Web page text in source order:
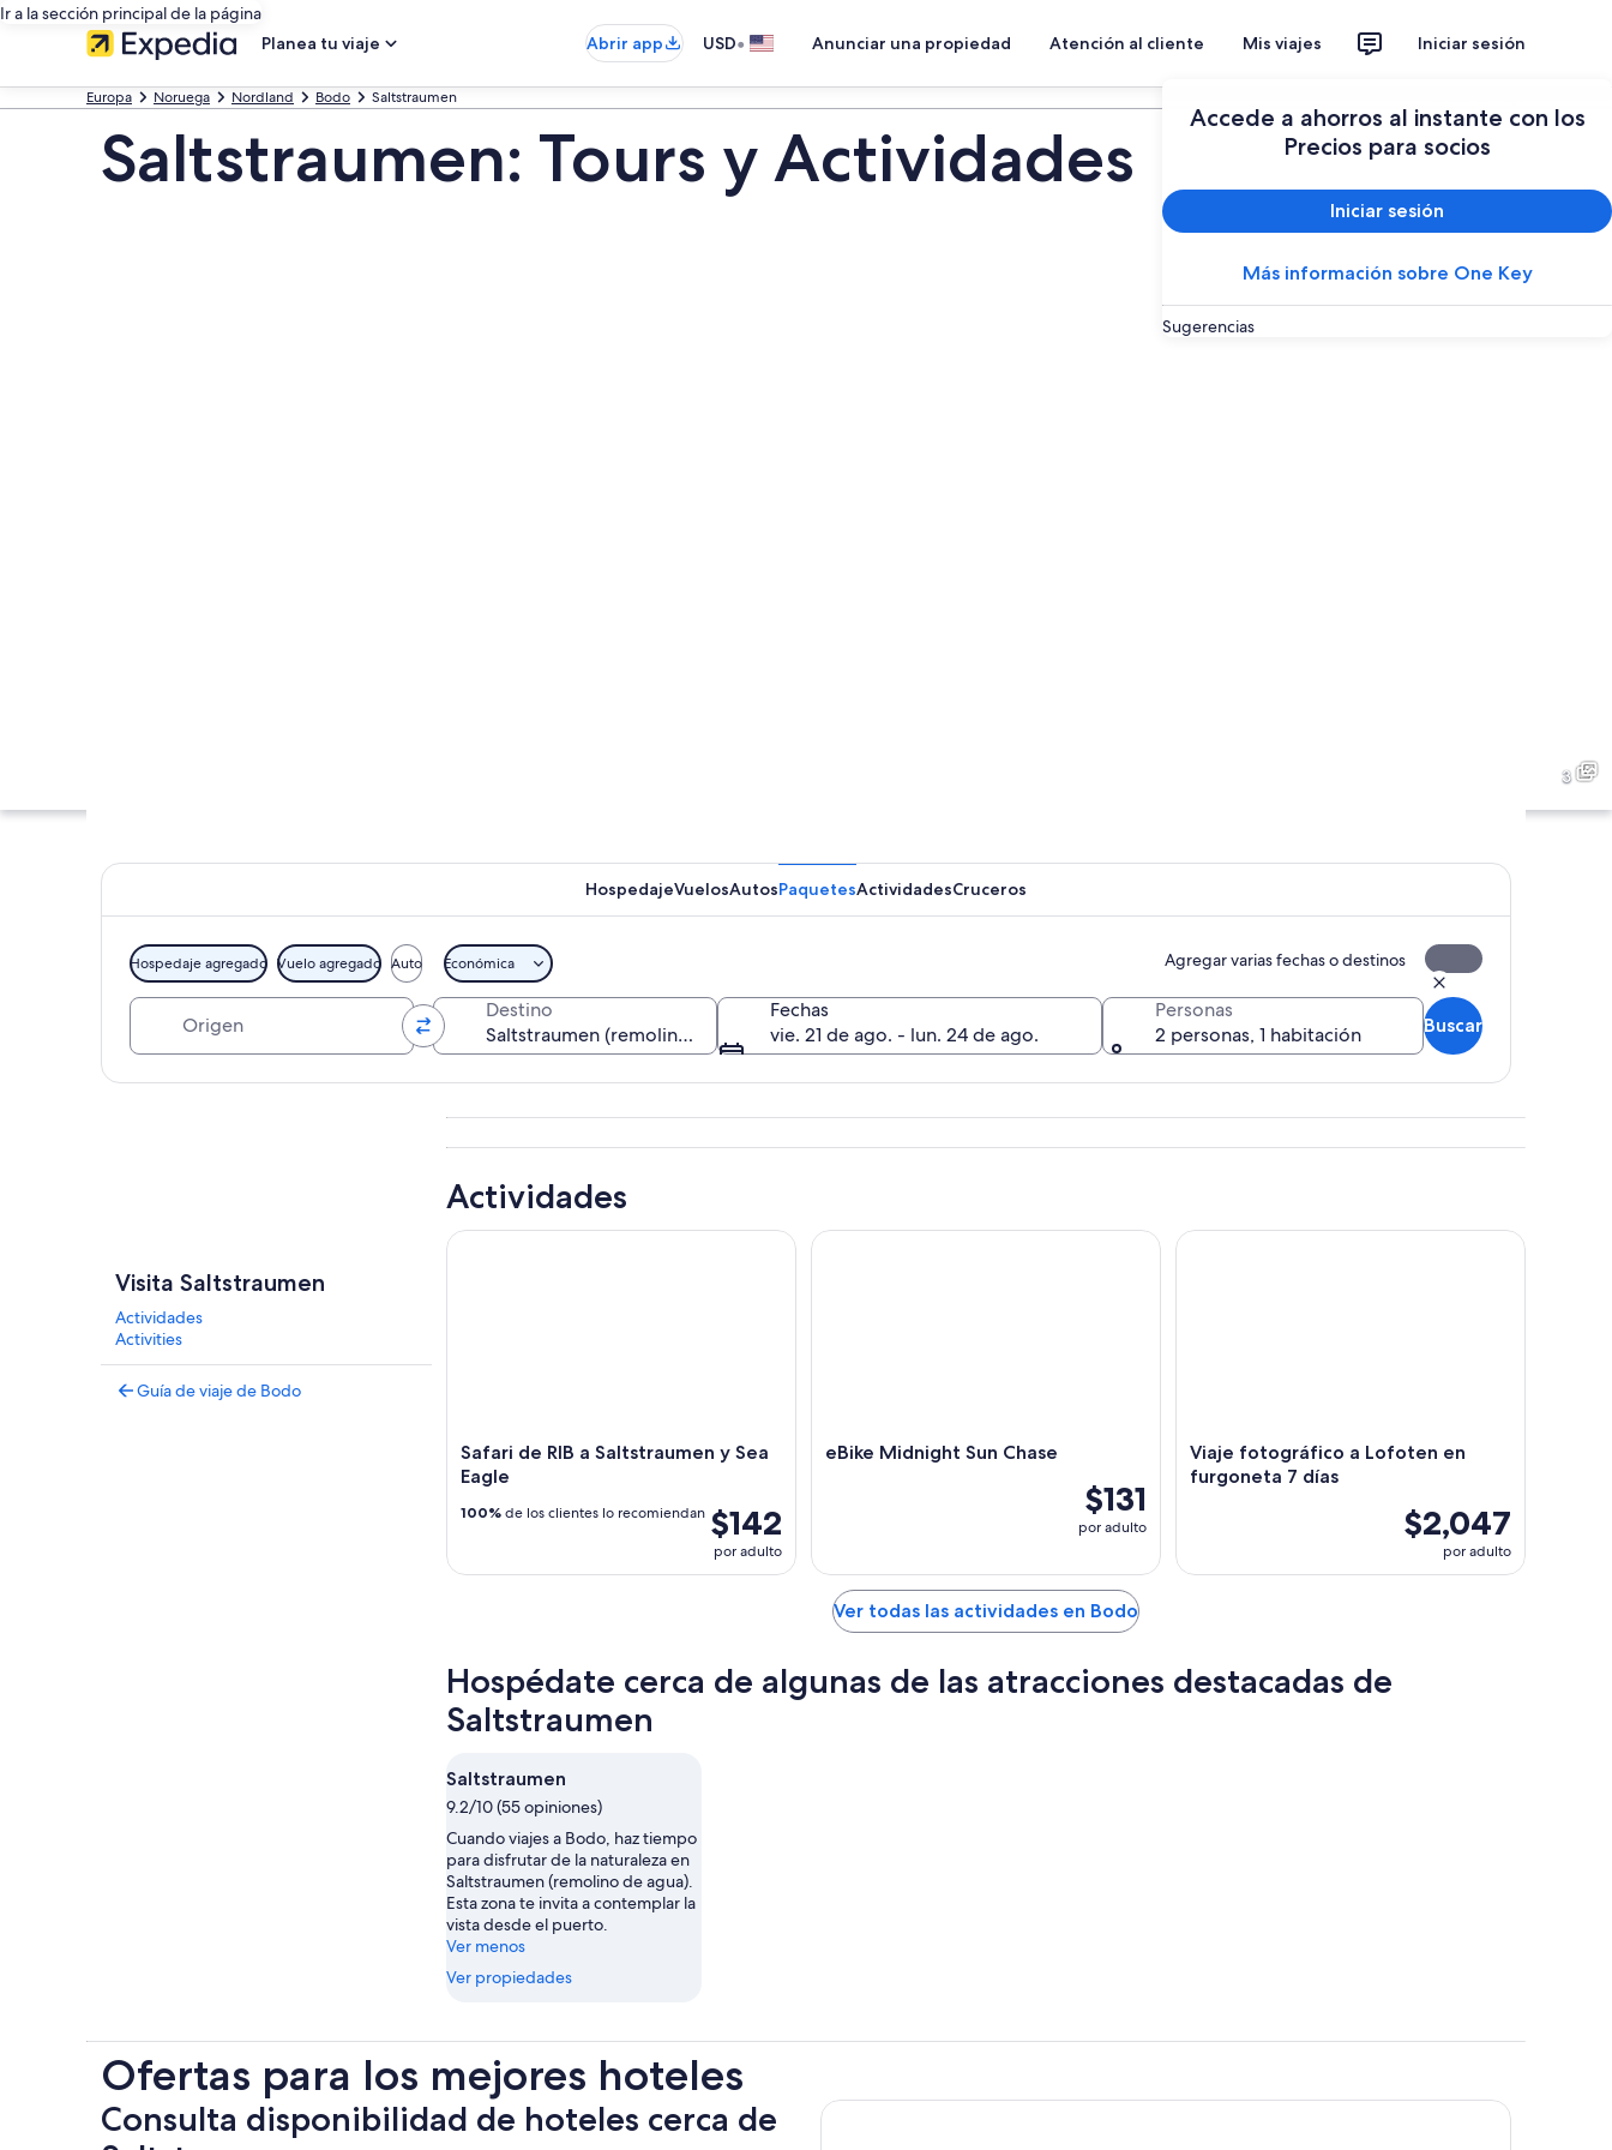
Ir a la sección principal de la página
Planea tu viaje
Abrir app USD• Anunciar una propiedad Atención al cliente Mis viajes Iniciar sesión
Accede a ahorros al instante con los
Precios para socios
Iniciar sesión
Más información sobre One Key
Sugerencias
Europa Noruega Nordland Bodo Saltstraumen
Saltstraumen: Tours y Actividades
Un puente que cruza un fiordo con un pueblo costero y vegetación.
Un lago rodeado de montañas y
3
HospedajeVuelosAutosPaquetesActividadesCruceros
Hospedaje agregado Vuelo agregado Auto Económica Agregar varias fechas o destinos
Destino
Fechas
vie. 21 de ago. - lun. 24 de ago.
Personas
2 personas, 1 habitación
Buscar
Visita Saltstraumen
Actividades
Activities
Guía de viaje de Bodo
Actividades
Safari de RIB a Saltstraumen y Sea
Eagle
$142
por adulto
100% de los clientes lo recomiendan
Safari de RIB a Saltstraumen y Sea Eagle
eBike Midnight Sun Chase
$131
por adulto
eBike Midnight Sun Chase
Viaje fotográfico a Lofoten en
furgoneta 7 días
$2,047
por adulto
Viaje fotográfico a Lofoten en furgoneta 7 días
Ver todas las actividades en Bodo
Hospédate cerca de algunas de las atracciones destacadas de
Saltstraumen
Saltstraumen
9.2/10 (55 opiniones)
Cuando viajes a Bodo, haz tiempo
para disfrutar de la naturaleza en
Saltstraumen (remolino de agua).
Esta zona te invita a contemplar la
vista desde el puerto.
Ver menos
Ver propiedades
Ofertas para los mejores hoteles
Consulta disponibilidad de hoteles cerca de